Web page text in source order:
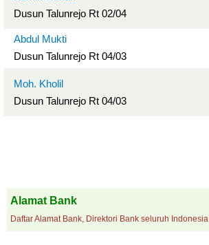
Dusun Talunrejo Rt 02/04
Abdul Mukti
Dusun Talunrejo Rt 04/03
Moh. Kholil
Dusun Talunrejo Rt 04/03
Alamat Bank
Daftar Alamat Bank, Direktori Bank seluruh Indonesia